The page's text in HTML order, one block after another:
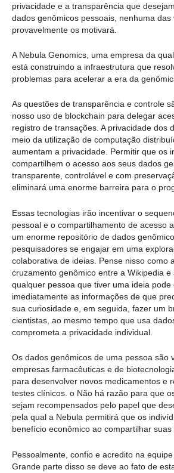
privacidade e a transparência que
dados genômicos pessoais, nenhuma das
provavelmente os motivará.
A Nebula Genomics, uma empresa da
está construindo a infraestrutura que
problemas para acelerar a era da
As questões de transparência e controle
nosso uso de blockchain para delegar
registro de transações. A privacidade dos
meio da utilização de computação
aumentam a privacidade. Permitir que os
compartilhem o acesso aos seus dados
transparente, controlável e com
eliminará uma enorme barreira para o
Essas tecnologias irão incentivar o
pessoal e o compartilhamento de acesso
um enorme repositório de dados
pesquisadores se engajar em uma
colaborativa de ideias. Pense nisso como
cruzamento genômico entre a Wikipedia e
qualquer pessoa que tiver uma ideia
imediatamente as informações de que
sua curiosidade e, em seguida, fazer um
cientistas, ao mesmo tempo que usa
comprometa a privacidade individual.
Os dados genômicos de uma pessoa são
empresas farmacêuticas e de
para desenvolver novos medicamentos e
testes clínicos. o Não há razão para que
sejam recompensados pelo papel que
pela qual a Nebula permitirá que os
benefício econômico ao compartilhar suas
Pessoalmente, confio e acredito na
Grande parte disso se deve ao fato de